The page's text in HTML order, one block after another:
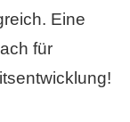
Eine
für